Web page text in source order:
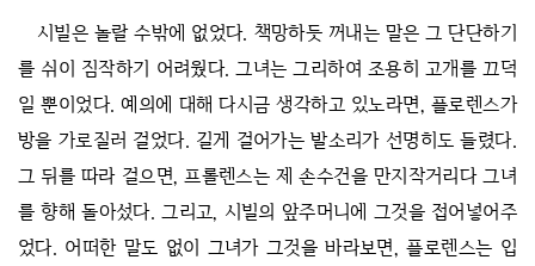
시빌은 놀랄 수밖에 없었다. 책망하듯 꺼내는 말은 그 단단하기
를 쉬이 짐작하기 어려웠다. 그녀는 그리하여 조용히 고개를 끄덕
일 뿐이었다. 예의에 대해 다시금 생각하고 있노라면, 플로렌스가
방을 가로질러 걸었다. 길게 걸어가는 발소리가 선명히도 들렸다.
그 뒤를 따라 걸으면, 프롤렌스는 제 손수건을 만지작거리다 그녀
를 향해 돌아섰다. 그리고, 시빌의 앞주머니에 그것을 접어넣어주
었다. 어떠한 말도 없이 그녀가 그것을 바라보면, 플로렌스는 입